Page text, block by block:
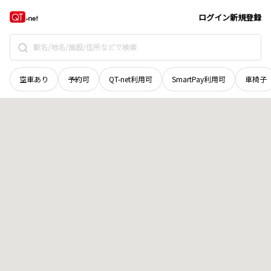
ログイン新規登録
空車あり 予約可 QT-net利用可 SmartPay利用可 車椅子
北海道